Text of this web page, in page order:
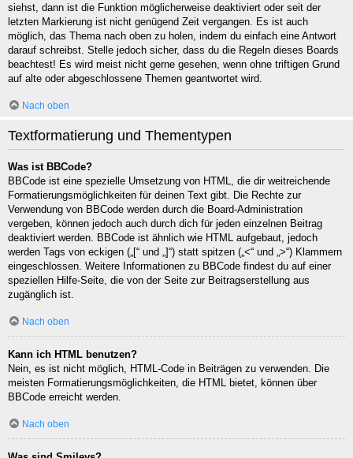
siehst, dann ist die Funktion möglicherweise deaktiviert oder seit der
letzten Markierung ist nicht genügend Zeit vergangen. Es ist auch
möglich, das Thema nach oben zu holen, indem du einfach eine Antwort
darauf schreibst. Stelle jedoch sicher, dass du die Regeln dieses Boards
beachtest! Es wird meist nicht gerne gesehen, wenn ohne triftigen Grund
auf alte oder abgeschlossene Themen geantwortet wird.
Nach oben
Textformatierung und Thementypen
Was ist BBCode?
BBCode ist eine spezielle Umsetzung von HTML, die dir weitreichende
Formatierungsmöglichkeiten für deinen Text gibt. Die Rechte zur
Verwendung von BBCode werden durch die Board-Administration
vergeben, können jedoch auch durch dich für jeden einzelnen Beitrag
deaktiviert werden. BBCode ist ähnlich wie HTML aufgebaut, jedoch
werden Tags von eckigen („[“ und „]“) statt spitzen („<“ und „>“) Klammern
eingeschlossen. Weitere Informationen zu BBCode findest du auf einer
speziellen Hilfe-Seite, die von der Seite zur Beitragserstellung aus
zugänglich ist.
Nach oben
Kann ich HTML benutzen?
Nein, es ist nicht möglich, HTML-Code in Beiträgen zu verwenden. Die
meisten Formatierungsmöglichkeiten, die HTML bietet, können über
BBCode erreicht werden.
Nach oben